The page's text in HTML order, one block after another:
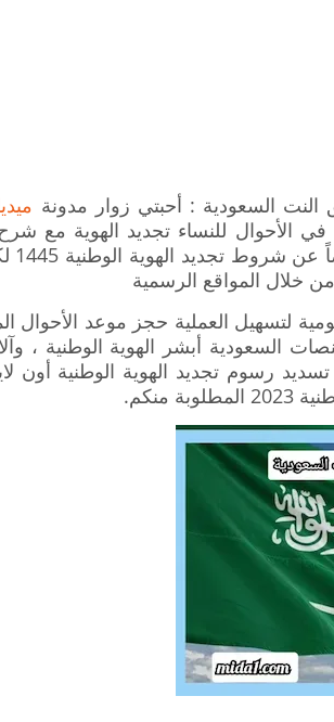
النت السعودية : أحبتي زوار مدونة
الأحوال للنساء تجديد الهوية مع
من خلال المواقع الرسمية
لتسهيل العملية حجز موعد الأحوال
السعودية أبشر الهوية الوطنية ،
رسوم تجديد الهوية الوطنية أون
منكم.